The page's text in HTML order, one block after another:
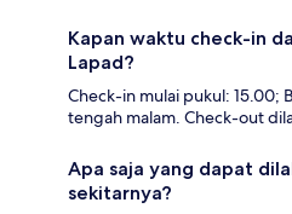
Kapan waktu check-in
Lapad?
Check-in mulai pukul: 15.00;
tengah malam. Check-out
Apa saja yang dapat
sekitarnya?